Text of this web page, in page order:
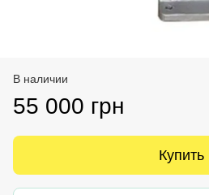
В наличии
55 000 грн
Купить